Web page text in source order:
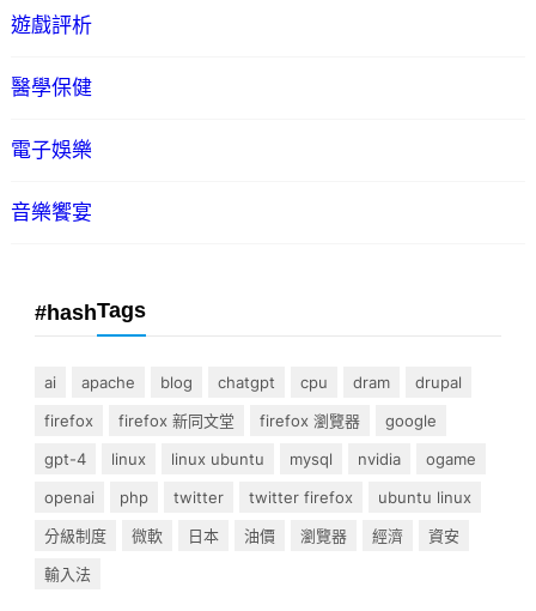
遊戲評析
醫學保健
電子娛樂
音樂饗宴
#hashTags
ai apache blog chatgpt cpu dram
drupal
firefox
firefox 新同文堂 firefox 瀏覽器
google
gpt-4
linux linux ubuntu mysql nvidia
ogame
openai
php twitter twitter firefox
ubuntu linux
分級制度
微軟 日本 油價 瀏覽器 經濟
資安
輸入法